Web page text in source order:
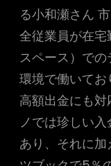
る小和瀬さん
全従業員が在
スペース）で
環境で働いて
高額出金にも
ノでは珍しい
あり、それに